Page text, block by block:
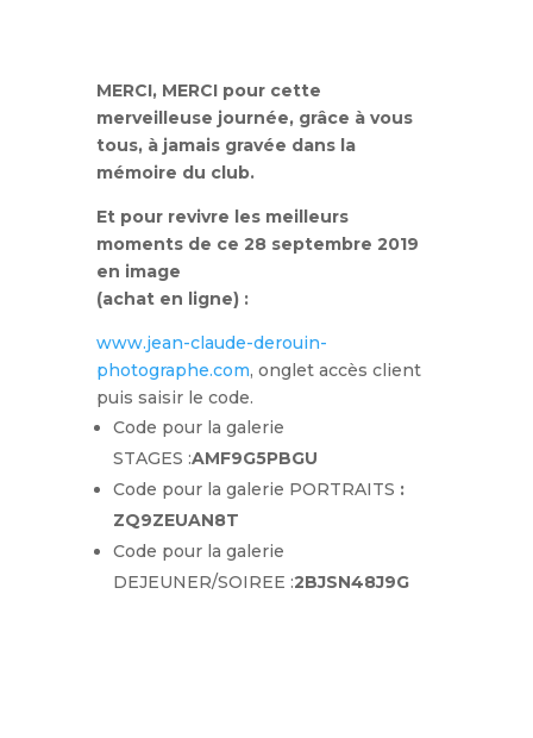
MERCI, MERCI pour cette
merveilleuse journée, grâce à vous
tous, à jamais gravée dans la
mémoire du club.
Et pour revivre les meilleurs
moments de ce 28 septembre 2019
en image
(achat en ligne) :
www.jean-claude-derouin-
photographe.com, onglet accès client
puis saisir le code.
Code pour la galerie
STAGES :AMF9G5PBGU
Code pour la galerie PORTRAITS :
ZQ9ZEUAN8T
Code pour la galerie
DEJEUNER/SOIREE :2BJSN48J9G